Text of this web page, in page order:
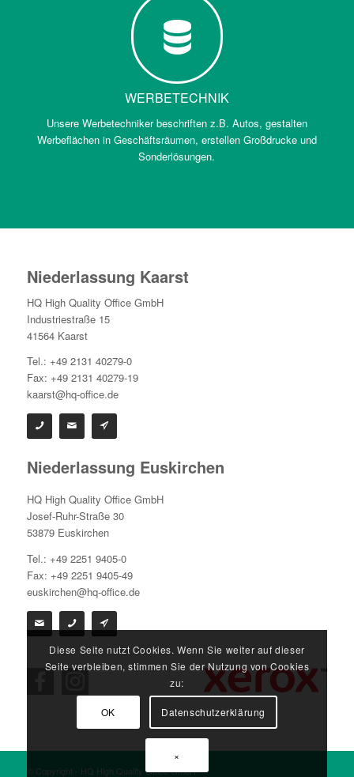
WERBETECHNIK
Unsere Werbetechniker beschriften z.B. Autos, gestalten
Werbeflächen in Geschäftsräumen, erstellen Großdrucke und
Sonderlösungen.
Niederlassung Kaarst
HQ High Quality Office GmbH
Industriestraße 15
41564 Kaarst
Tel.: +49 2131 40279-0
Fax: +49 2131 40279-19
kaarst@hq-office.de
Niederlassung Euskirchen
HQ High Quality Office GmbH
Josef-Ruhr-Straße 30
53879 Euskirchen
Tel.: +49 2251 9405-0
Fax: +49 2251 9405-49
euskirchen@hq-office.de
© Copyright - HQ High Quality Office GmbH
Diese Seite nutzt Cookies. Wenn Sie weiter auf dieser
Seite verbleiben, stimmen Sie der Nutzung von Cookies
zu:
OK Datenschutzerklärung
×